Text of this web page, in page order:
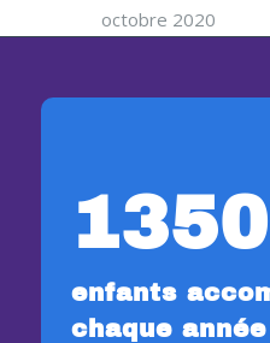
octobre 2020
1350
enfants
chaque année